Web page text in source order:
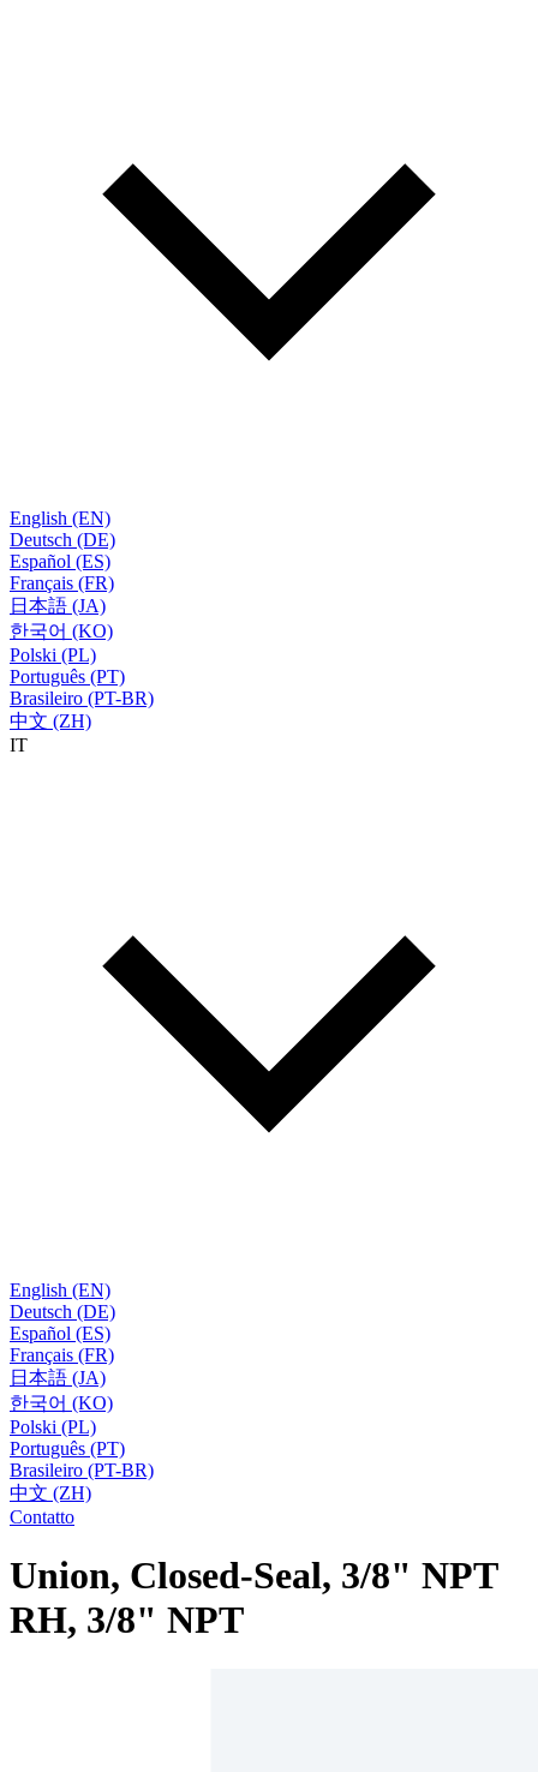
English (EN)
Deutsch (DE)
Español (ES)
Français (FR)
日本語 (JA)
한국어 (KO)
Polski (PL)
Português (PT)
Brasileiro (PT-BR)
中文 (ZH)
IT
English (EN)
Deutsch (DE)
Español (ES)
Français (FR)
日本語 (JA)
한국어 (KO)
Polski (PL)
Português (PT)
Brasileiro (PT-BR)
中文 (ZH)
Contatto
Union, Closed-Seal, 3/8" NPT
RH, 3/8" NPT